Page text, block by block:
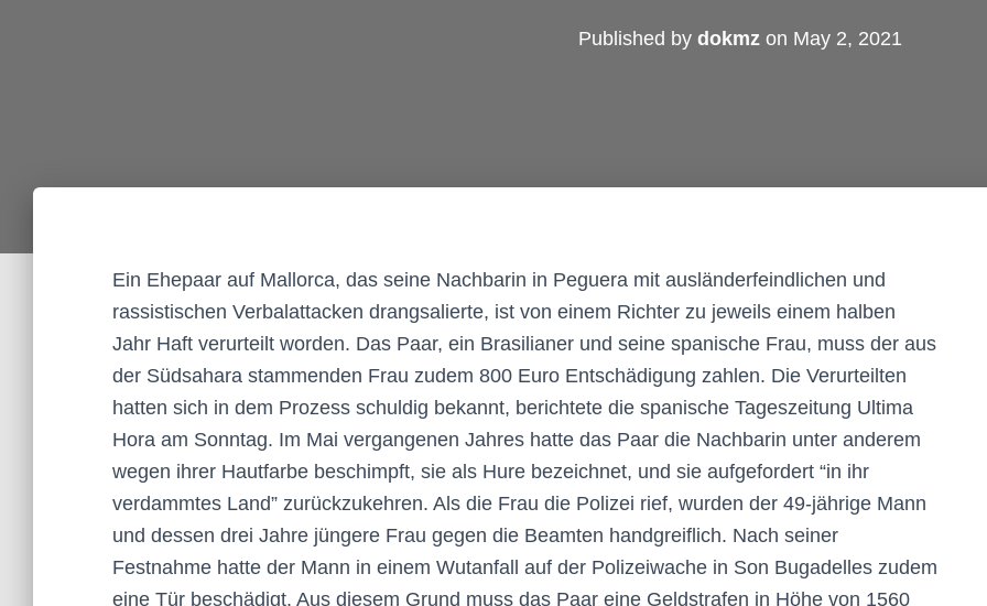
Published by dokmz on May 2, 2021
Ein Ehepaar auf Mallorca, das seine Nachbarin in Peguera mit ausländerfeindlichen und
rassistischen Verbalattacken drangsalierte, ist von einem Richter zu jeweils einem halben
Jahr Haft verurteilt worden. Das Paar, ein Brasilianer und seine spanische Frau, muss der aus
der Südsahara stammenden Frau zudem 800 Euro Entschädigung zahlen. Die Verurteilten
hatten sich in dem Prozess schuldig bekannt, berichtete die spanische Tageszeitung Ultima
Hora am Sonntag. Im Mai vergangenen Jahres hatte das Paar die Nachbarin unter anderem
wegen ihrer Hautfarbe beschimpft, sie als Hure bezeichnet, und sie aufgefordert “in ihr
verdammtes Land” zurückzukehren. Als die Frau die Polizei rief, wurden der 49-jährige Mann
und dessen drei Jahre jüngere Frau gegen die Beamten handgreiflich. Nach seiner
Festnahme hatte der Mann in einem Wutanfall auf der Polizeiwache in Son Bugadelles zudem
eine Tür beschädigt. Aus diesem Grund muss das Paar eine Geldstrafen in Höhe von 1560